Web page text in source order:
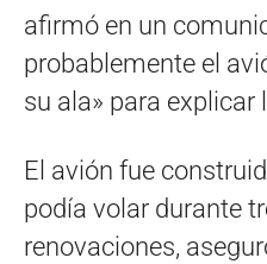
afirmó en un
probablemente el
su ala» para explicar
El avión fue
podía volar durante
renovaciones,